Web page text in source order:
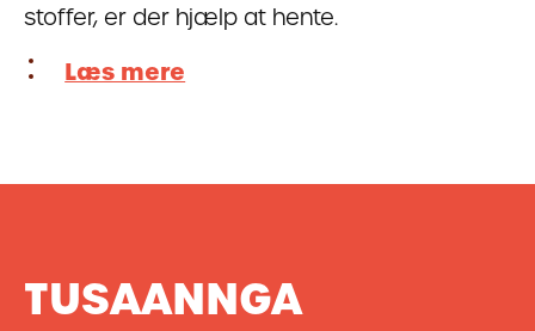
stoffer, er der hjælp at hente.
Læs mere
TUSAANNGA